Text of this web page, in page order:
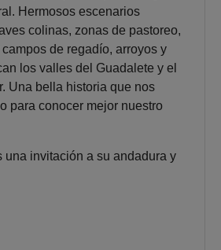
Hermosos escenarios
colinas, zonas de pastoreo,
de regadío, arroyos y
los valles del Guadalete y el
Una bella historia que nos
para conocer mejor nuestro
una invitación a su andadura y